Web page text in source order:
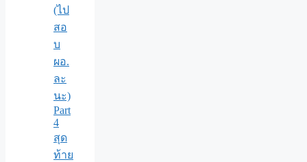
(ไป
สอ
บ
ผอ.
ละ
นะ)
Part
4
สุด
ท้าย